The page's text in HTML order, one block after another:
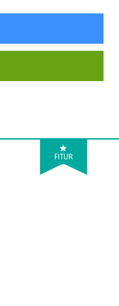
FITUR